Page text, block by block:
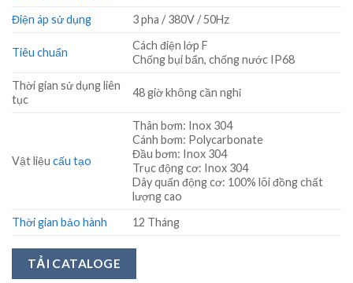
Điện áp sử dụng
3 pha / 380V / 50Hz
Tiêu chuẩn
Cách điện lớp F
Chống bụi bẩn, chống nước IP68
Thời gian sử dụng liên
tục
48 giờ không cần nghỉ
Vật liệu cấu tạo
Thân bơm: Inox 304
Cánh bơm: Polycarbonate
Đầu bơm: Inox 304
Trục động cơ: Inox 304
Dây quấn động cơ: 100% lõi đồng chất
lượng cao
Thời gian bảo hành
12 Tháng
TẢI CATALOGE